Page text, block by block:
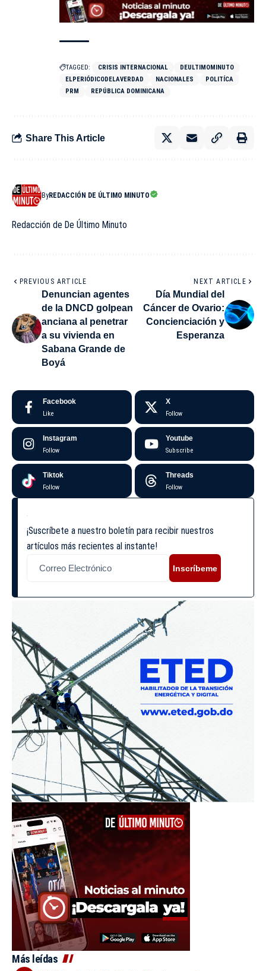
TAGGED: CRISIS INTERNACIONAL
DEULTIMOMINUTO
ELPERIÓDICODELAVERDAD
NACIONALES
POLITÍCA
PRM
REPÚBLICA DOMINICANA
Share This Article
ByREDACCIÓN DE ÚLTIMO MINUTO
Redacción de De Último Minuto
PREVIOUS ARTICLE
Denuncian agentes
de la DNCD golpean
anciana al penetrar
a su vivienda en
Sabana Grande de
Boyá
NEXT ARTICLE
Día Mundial del
Cáncer de Ovario:
Concienciación y
Esperanza
Facebook
Like
X
Follow
Instagram
Follow
Youtube
Subscribe
Tiktok
Follow
Threads
Follow
¡Suscríbete a nuestro boletín para recibir nuestros
artículos más recientes al instante!
Inscríbeme
Más leídas